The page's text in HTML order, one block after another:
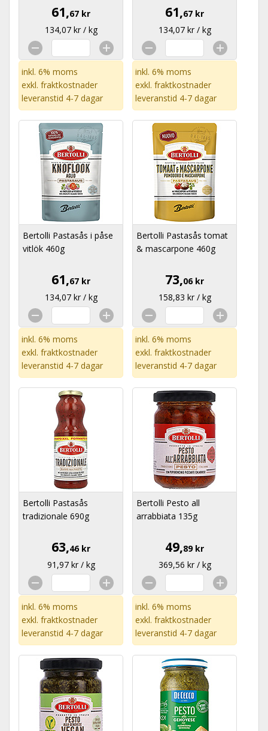
61,67 kr
134,07 kr / kg
inkl. 6% moms
exkl. fraktkostnader
leveranstid 4-7 dagar
61,67 kr
134,07 kr / kg
inkl. 6% moms
exkl. fraktkostnader
leveranstid 4-7 dagar
Bertolli Pastasås i påse
vitlök 460g
61,67 kr
134,07 kr / kg
inkl. 6% moms
exkl. fraktkostnader
leveranstid 4-7 dagar
Bertolli Pastasås tomat
& mascarpone 460g
73,06 kr
158,83 kr / kg
inkl. 6% moms
exkl. fraktkostnader
leveranstid 4-7 dagar
Bertolli Pastasås
tradizionale 690g
63,46 kr
91,97 kr / kg
inkl. 6% moms
exkl. fraktkostnader
leveranstid 4-7 dagar
Bertolli Pesto all
arrabbiata 135g
49,89 kr
369,56 kr / kg
inkl. 6% moms
exkl. fraktkostnader
leveranstid 4-7 dagar